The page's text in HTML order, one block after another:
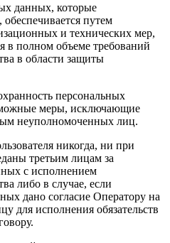
данных, которые
путем
и технических мер,
в полном объеме требований
в области защиты
персональных
меры, исключающие
неуполномоченных лиц.
никогда, ни при
третьим лицам за
с исполнением
либо в случае, если
дано согласие Оператору на
для исполнения обязательств